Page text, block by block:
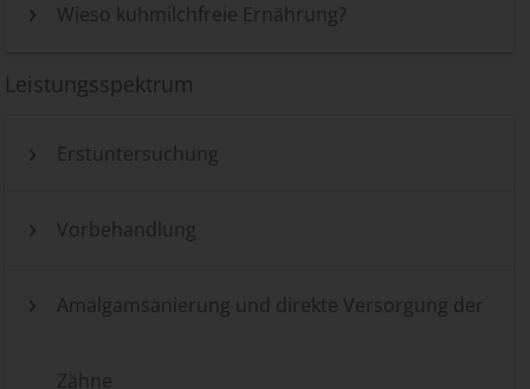
Wieso kuhmilchfreie Ernährung?
Leistungsspektrum
Erstuntersuchung
Vorbehandlung
Amalgamsanierung und direkte Versorgung der
Zähne